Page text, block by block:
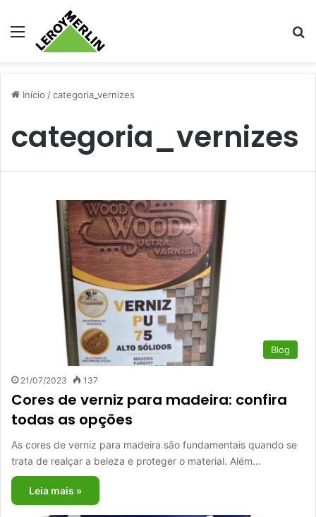
Menu
Início /categoria_vernizes
categoria_vernizes
Blog
21/07/2023 137
Cores de verniz para madeira: confira
todas as opções
As cores de verniz para madeira são fundamentais quando se
trata de realçar a beleza e proteger o material. Além…
Leia mais »